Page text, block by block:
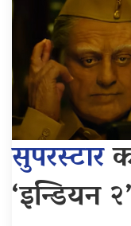
सुपरस्टार
‘इन्डियन